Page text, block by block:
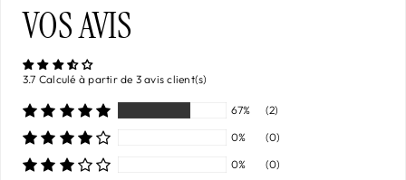
VOS AVIS
3.7 Calculé à partir de 3 avis client(s)
67%
(2)
0%
(0)
0%
(0)